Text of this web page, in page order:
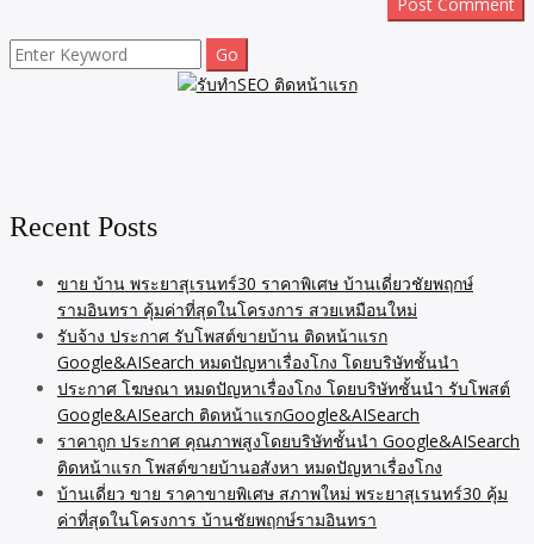
Search
for:
Recent Posts
ขาย บ้าน พระยาสุเรนทร์30 ราคาพิเศษ บ้านเดี่ยวชัยพฤกษ์
รามอินทรา คุ้มค่าที่สุดในโครงการ สวยเหมือนใหม่
รับจ้าง ประกาศ รับโพสต์ขายบ้าน ติดหน้าแรก
Google&AISearch หมดปัญหาเรื่องโกง โดยบริษัทชั้นนำ
ประกาศ โฆษณา หมดปัญหาเรื่องโกง โดยบริษัทชั้นนำ รับโพสต์
Google&AISearch ติดหน้าแรกGoogle&AISearch
ราคาถูก ประกาศ คุณภาพสูงโดยบริษัทชั้นนำ Google&AISearch
ติดหน้าแรก โพสต์ขายบ้านอสังหา หมดปัญหาเรื่องโกง
บ้านเดี่ยว ขาย ราคาขายพิเศษ สภาพใหม่ พระยาสุเรนทร์30 คุ้ม
ค่าที่สุดในโครงการ บ้านชัยพฤกษ์รามอินทรา